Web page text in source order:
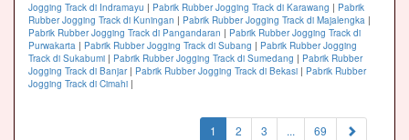
Jogging Track di Indramayu | Pabrik Rubber Jogging Track di Karawang | Pabrik
Rubber Jogging Track di Kuningan | Pabrik Rubber Jogging Track di Majalengka |
Pabrik Rubber Jogging Track di Pangandaran | Pabrik Rubber Jogging Track di
Purwakarta | Pabrik Rubber Jogging Track di Subang | Pabrik Rubber Jogging
Track di Sukabumi | Pabrik Rubber Jogging Track di Sumedang | Pabrik Rubber
Jogging Track di Banjar| Pabrik Rubber Jogging Track di Bekasi | Pabrik Rubber
Jogging Track di Cimahi |
1 (current)
2 3 ... 69